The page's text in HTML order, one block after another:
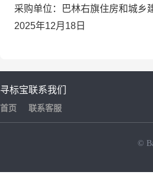
采购单位：巴林右旗住房和城乡
2025年12月18日
寻标宝
首页
联系我们
联系客服
©